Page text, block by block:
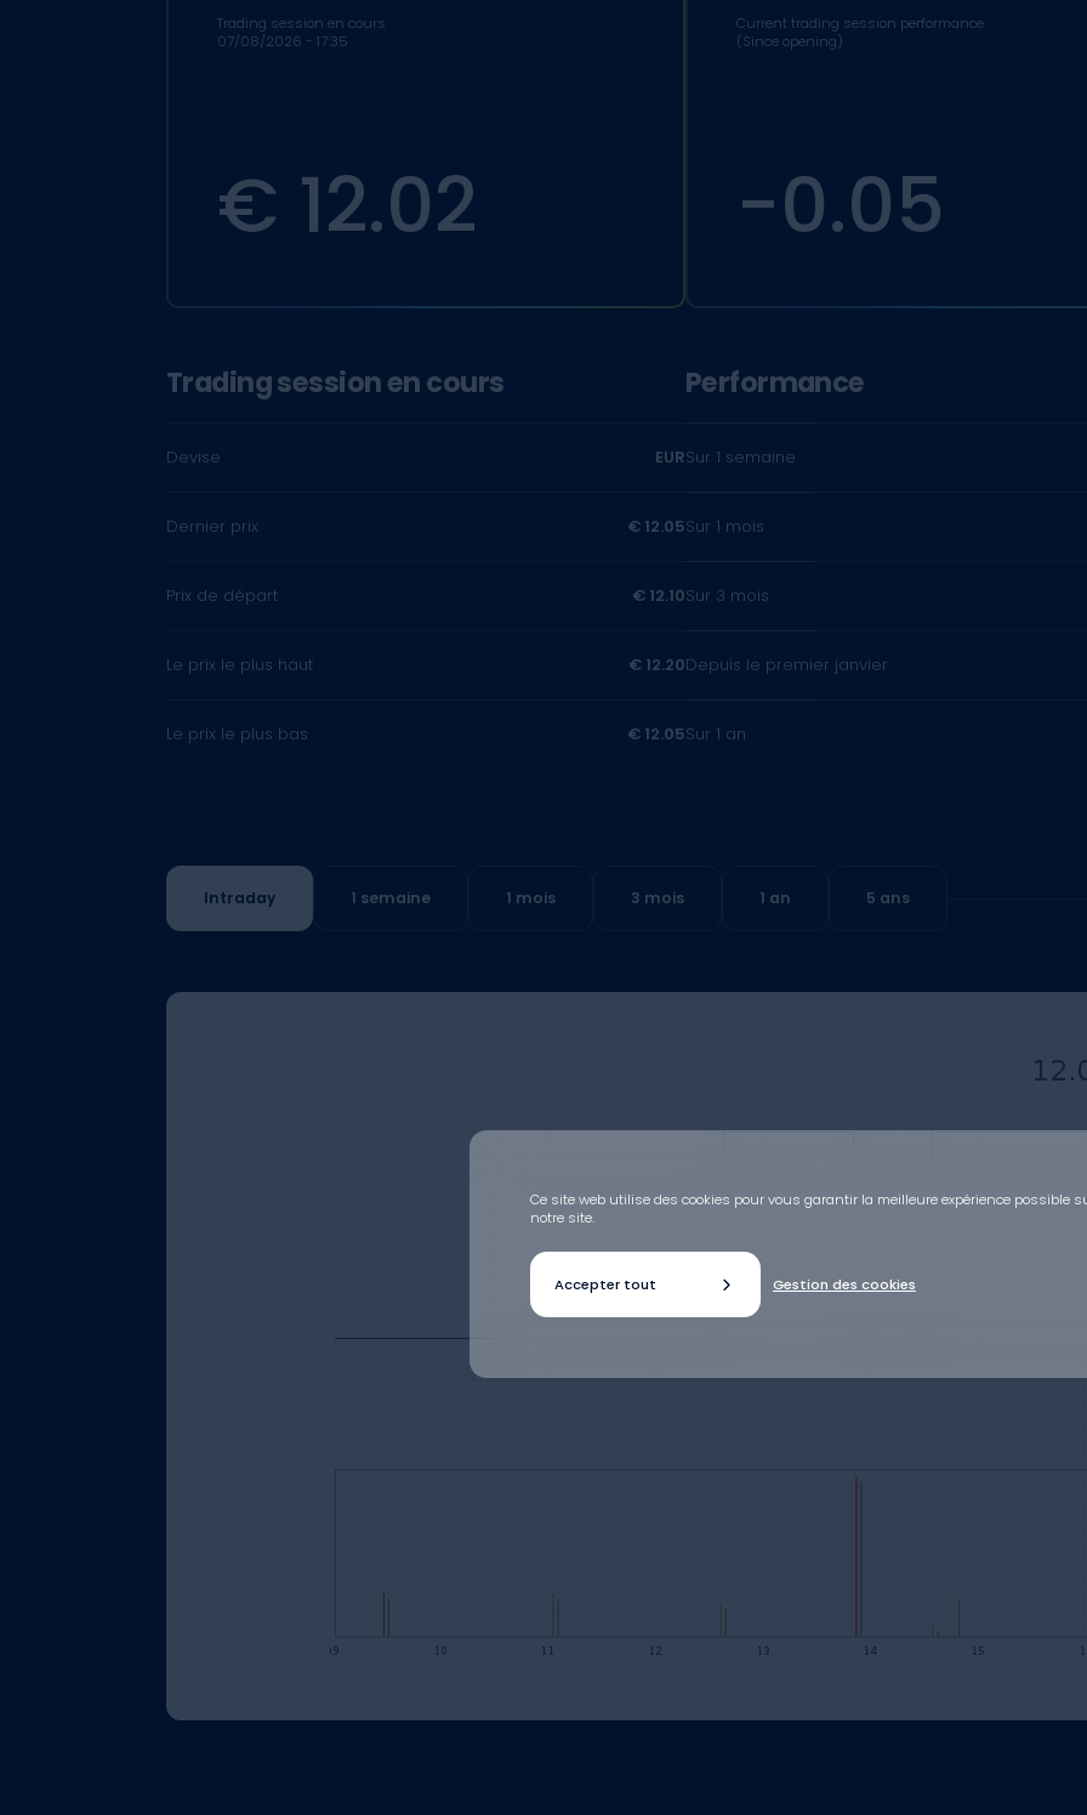
Trading session en cours
07/08/2026 - 17:35
€ 12.05
Current trading session performance
(Since opening)
-0.05
Trading session en cours
Devise EUR
Dernier prix € 12.05
Prix de départ € 12.10
Le prix le plus haut € 12.20
Le prix le plus bas € 12.05
Performance
Sur 1 semaine
Sur 1 mois
Sur 3 mois
Depuis le premier janvier
Sur 1 an
Intraday 1 semaine 1 mois 3 mois 1 an 5 ans
Ce site web utilise des cookies pour vous garantir la meilleure expérience possible
notre site.
Accepter tout Gestion des cookies